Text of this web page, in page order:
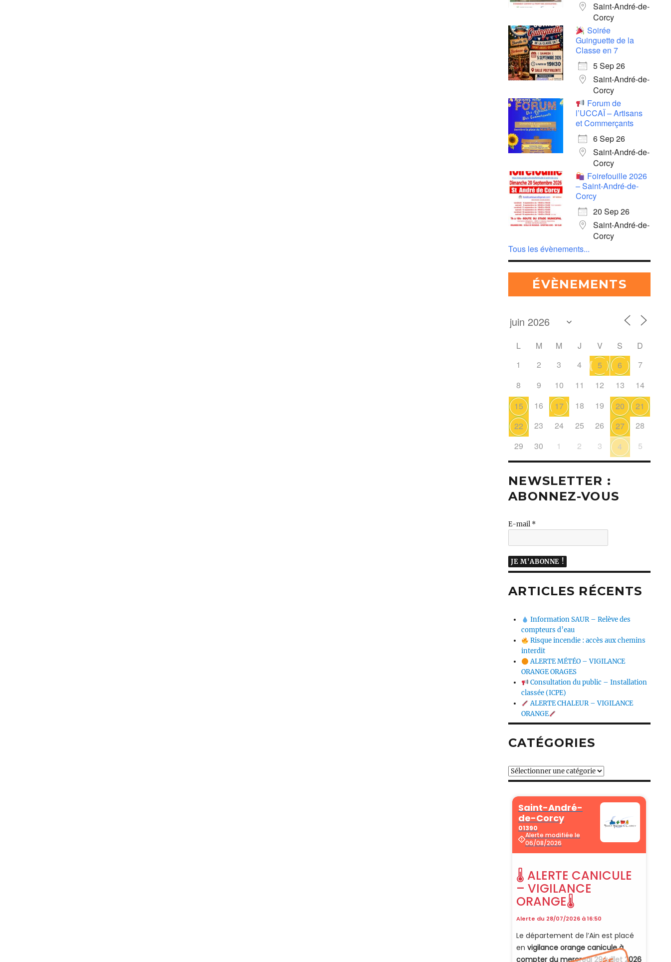
Saint-André-de-
Corcy
Soirée
Guinguette de la
Classe en 7
5 Sep 26
Saint-André-de-
Corcy
Forum de
l’UCCAÏ – Artisans
et Commerçants
6 Sep 26
Saint-André-de-
Corcy
Foirefouille 2026
– Saint-André-de-
Corcy
20 Sep 26
Saint-André-de-
Corcy
Tous les évènements...
ÉVÈNEMENTS
L M M J V S
D
1
2 3 4 5 6
7
8
9 10 11 12 13
14
15
16 17 18 19 20
21
22
23 24 25 26 27
28
29
30 1 2 3 4 5
NEWSLETTER :
ABONNEZ-VOUS
E-mail *
ARTICLES RÉCENTS
Information SAUR – Relève des
compteurs d’eau
Risque incendie : accès aux chemins
interdit
ALERTE MÉTÉO – VIGILANCE
ORANGE ORAGES
Consultation du public – Installation
classée (ICPE)
ALERTE CHALEUR – VIGILANCE
ORANGE
CATÉGORIES
Catégories